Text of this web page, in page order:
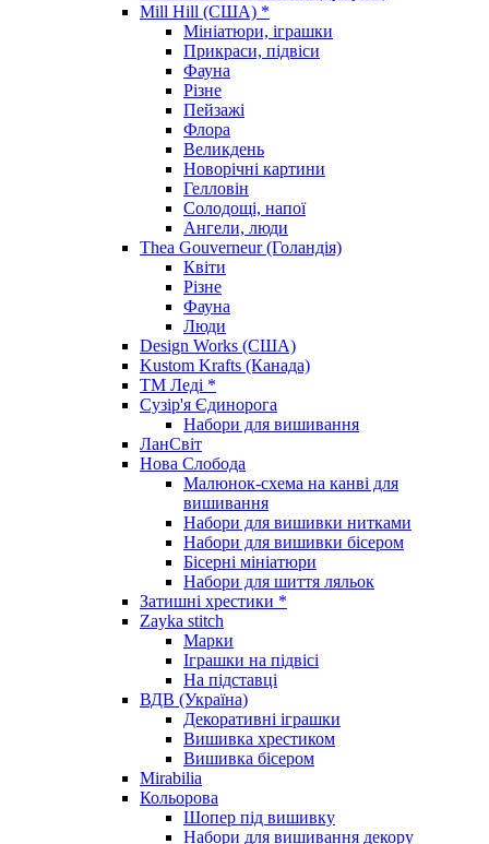
Mill Hill (США) *
Мініатюри, іграшки
Прикраси, підвіси
Фауна
Різне
Пейзажі
Флора
Великдень
Новорічні картини
Гелловін
Солодощі, напої
Ангели, люди
Thea Gouverneur (Голандія)
Квіти
Різне
Фауна
Люди
Design Works (США)
Kustom Krafts (Канада)
ТМ Леді *
Сузір'я Єдинорога
Набори для вишивання
ЛанСвіт
Нова Слобода
Малюнок-схема на канві для
вишивання
Набори для вишивки нитками
Набори для вишивки бісером
Бісерні мініатюри
Набори для шиття ляльок
Затишні хрестики *
Zayka stitch
Марки
Іграшки на підвісі
На підставці
ВДВ (Україна)
Декоративні іграшки
Вишивка хрестиком
Вишивка бісером
Mirabilia
Кольорова
Шопер під вишивку
Набори для вишивання декору